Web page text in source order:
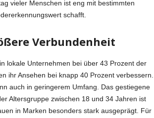
vieler Menschen ist eng mit bestimmten
schafft.
Verbundenheit
lokale Unternehmen bei über 43 Prozent der
ihr Ansehen bei knapp 40 Prozent verbessern.
auch in geringerem Umfang. Das gestiegene
Altersgruppe zwischen 18 und 34 Jahren ist
in Marken besonders stark ausgeprägt. Für